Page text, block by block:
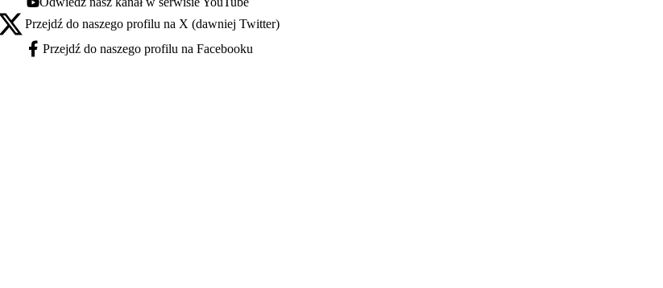
Youtube - otwiera się w nowej karcie
X - otwiera się w nowej karcie
Przejdź do naszego profilu na X (dawniej Twitter)
Facebook - otwiera się w nowej karcie
Przejdź do naszego profilu na Facebooku